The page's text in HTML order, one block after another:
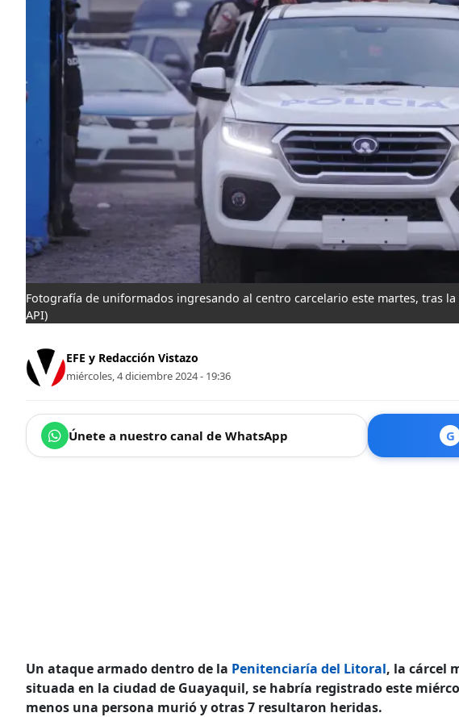
Fotografía de uniformados ingresando al centro carcelario este martes, tras
API)
EFE y Redacción Vistazo
miércoles, 4 diciembre 2024 - 19:36
Únete a nuestro canal de WhatsApp G
Un ataque armado dentro de la Penitenciaría del Litoral, la cárcel
situada en la ciudad de Guayaquil, se habría registrado este
menos una persona murió y otras 7 resultaron heridas.